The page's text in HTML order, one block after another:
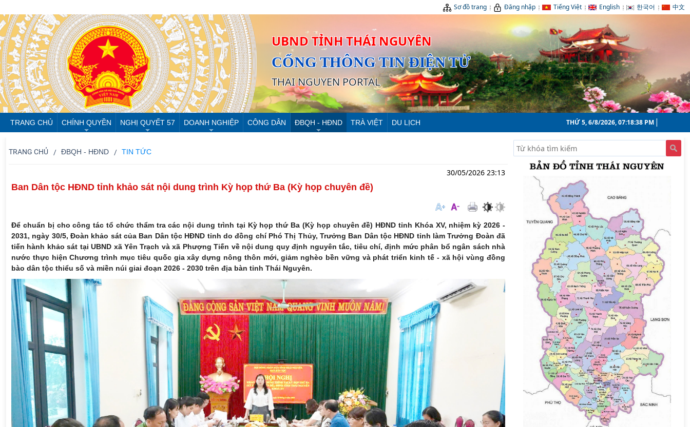
Sơ đồ trang Đăng nhập Tiếng Việt English 한국어 中文
UBND TỈNH THÁI NGUYÊN
CỔNG THÔNG TIN ĐIỆN TỬ
THAI NGUYEN PORTAL
TRANG CHỦ CHÍNH QUYỀN NGHỊ QUYẾT 57 DOANH NGHIỆP CÔNG DÂN ĐBQH - HĐND TRÀ VIỆT DU LỊCH THỨ 5, 6/8/2026, 07:18:40 PM
TRANG CHỦ ĐBQH - HĐND TIN TỨC
30/05/2026 23:13
Ban Dân tộc HĐND tỉnh khảo sát nội dung trình Kỳ họp thứ Ba (Kỳ họp chuyên đề)
Để chuẩn bị cho công tác tổ chức thẩm tra các nội dung trình tại Kỳ họp thứ Ba (Kỳ họp chuyên đề) HĐND tỉnh Khóa XV, nhiệm kỳ 2026 -
2031, ngày 30/5, Đoàn khảo sát của Ban Dân tộc HĐND tỉnh do đồng chí Phó Thị Thủy, Trưởng Ban Dân tộc HĐND tỉnh làm Trưởng Đoàn đã
tiến hành khảo sát tại UBND xã Yên Trạch và xã Phượng Tiến về nội dung quy định nguyên tắc, tiêu chí, định mức phân bổ ngân sách nhà
nước thực hiện Chương trình mục tiêu quốc gia xây dựng nông thôn mới, giảm nghèo bền vững và phát triển kinh tế - xã hội vùng đồng
bào dân tộc thiểu số và miền núi giai đoạn 2026 - 2030 trên địa bàn tỉnh Thái Nguyên.